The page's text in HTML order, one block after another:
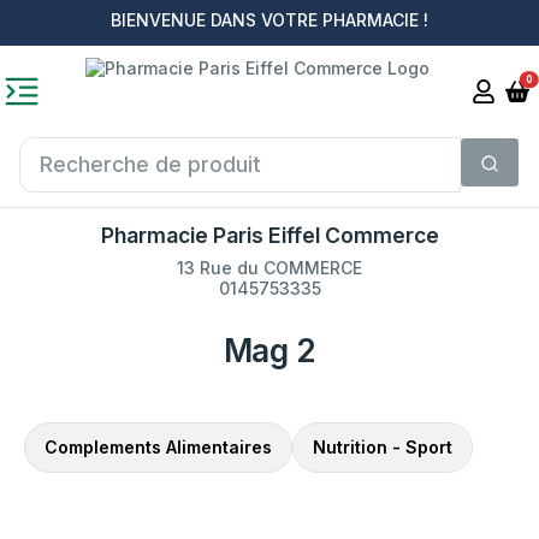
BIENVENUE DANS VOTRE PHARMACIE !
0
Pharmacie Paris Eiffel Commerce
13 Rue du COMMERCE
0145753335
Mag 2
Complements Alimentaires Nutrition - Sport